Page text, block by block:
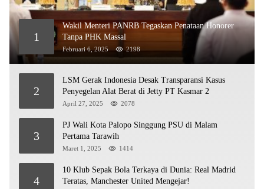
1
Wakil Menteri PANRB Tegaskan Penataan Honorer
Tanpa PHK Massal
Februari 6, 2025 2198
2
LSM Gerak Indonesia Desak Transparansi Kasus
Penyegelan Alat Berat di Jetty PT Kasmar 2
April 27, 2025 2078
3
PJ Wali Kota Palopo Singgung PSU di Malam
Pertama Tarawih
Maret 1, 2025 1414
4
10 Klub Sepak Bola Terkaya di Dunia: Real Madrid
Teratas, Manchester United Mengejar!